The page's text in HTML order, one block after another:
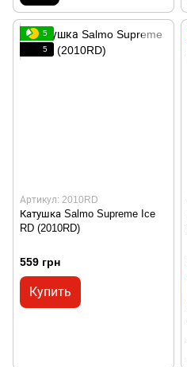
5
5
Артикул: 2010RD
Катушка Salmo Supreme Ice
RD (2010RD)
559 грн
Купить